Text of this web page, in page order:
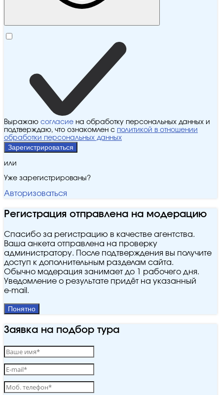
Выражаю согласие на обработку персональных данных и
подтверждаю, что ознакомлен с политикой в отношении
обработки персональных данных
Зарегистрироваться
или
Уже зарегистрированы?
Авторизоваться
Регистрация отправлена на модерацию
Спасибо за регистрацию в качестве агентства.
Ваша анкета отправлена на проверку
администратору. После подтверждения вы получите
доступ к дополнительным разделам сайта.
Обычно модерация занимает до 1 рабочего дня.
Уведомление о результате придёт на указанный
e‑mail.
Понятно
Заявка на подбор тура